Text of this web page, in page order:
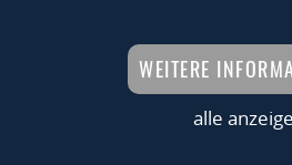
WEITERE
alle